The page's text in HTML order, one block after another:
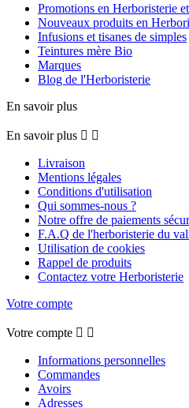
Promotions en Herboristerie
Nouveaux produits en
Infusions et tisanes de simples
Teintures mère Bio
Marques
Blog de l'Herboristerie
En savoir plus
En savoir plus  
Livraison
Mentions légales
Conditions d'utilisation
Qui sommes-nous ?
Notre offre de paiements
F.A.Q de l'herboristerie du
Utilisation de cookies
Rappel de produits
Contactez votre Herboristerie
Votre compte
Votre compte  
Informations personnelles
Commandes
Avoirs
Adresses